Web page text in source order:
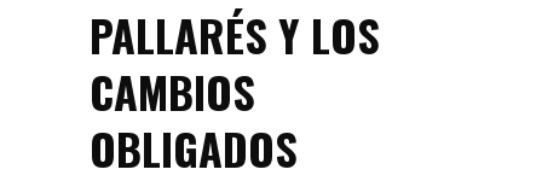
PALLARÉS Y LOS
CAMBIOS
OBLIGADOS